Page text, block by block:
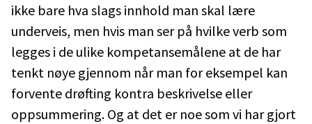
ikke bare hva slags innhold man skal lære
underveis, men hvis man ser på hvilke verb som
legges i de ulike kompetansemålene at de har
tenkt nøye gjennom når man for eksempel kan
forvente drøfting kontra beskrivelse eller
oppsummering. Og at det er noe som vi har gjort